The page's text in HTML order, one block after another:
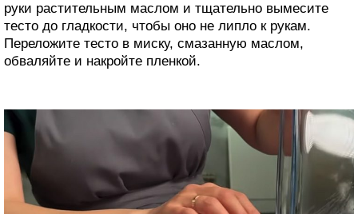
руки растительным маслом и тщательно вымесите
тесто до гладкости, чтобы оно не липло к рукам.
Переложите тесто в миску, смазанную маслом,
обваляйте и накройте пленкой.